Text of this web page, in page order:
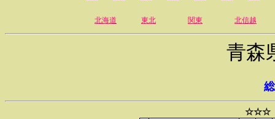
北海道 東北 関東 北信越
青森
☆☆☆